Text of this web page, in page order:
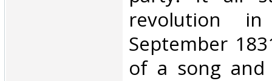
revolution
September
of a song